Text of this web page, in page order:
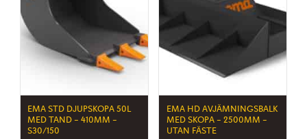
EMA STD DJUPSKOPA 50L
MED TAND – 410MM –
S30/150
EMA HD AVJÄMNINGSBALK
MED SKOPA – 2500MM –
UTAN FÄSTE